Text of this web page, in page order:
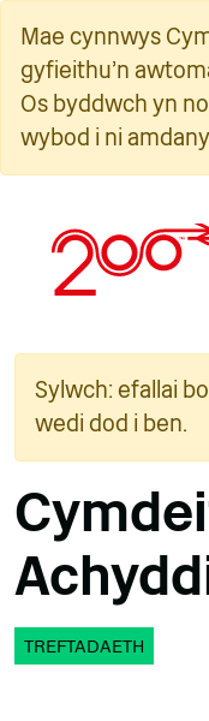
cynnwys
Mae cynnwys
gyfieithu'n
Os byddwch yn
wybod i ni
Sylwch: efallai
wedi dod i ben.
TREFTADAETH